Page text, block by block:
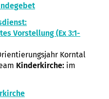
Vorstellung (Ex 3:1-
Korntal
Kinderkirche: im